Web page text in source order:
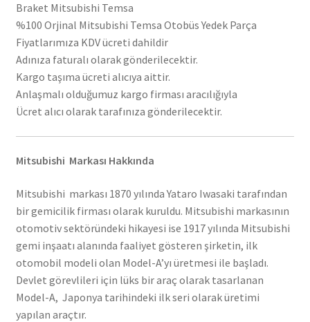
Braket Mitsubishi Temsa
%100 Orjinal Mitsubishi Temsa Otobüs Yedek Parça
Fiyatlarımıza KDV ücreti dahildir
Adınıza faturalı olarak gönderilecektir.
Kargo taşıma ücreti alıcıya aittir.
Anlaşmalı olduğumuz kargo firması aracılığıyla
Ücret alıcı olarak tarafınıza gönderilecektir.
Mitsubishi Markası Hakkında
Mitsubishi markası 1870 yılında Yataro Iwasaki tarafından
bir gemicilik firması olarak kuruldu. Mitsubishi markasının
otomotiv sektöründeki hikayesi ise 1917 yılında Mitsubishi
gemi inşaatı alanında faaliyet gösteren şirketin, ilk
otomobil modeli olan Model-A’yı üretmesi ile başladı.
Devlet görevlileri için lüks bir araç olarak tasarlanan
Model-A, Japonya tarihindeki ilk seri olarak üretimi
yapılan araçtır.